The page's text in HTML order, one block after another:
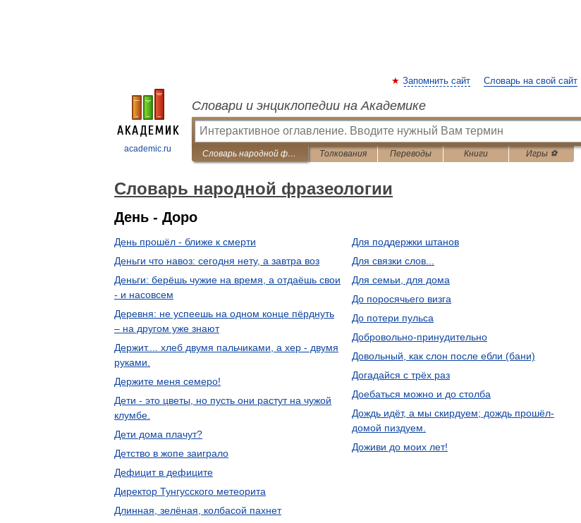
academic.ru
Запомнить сайт Словарь на свой сайт
Словари и энциклопедии на Академике
Словарь народной фразеологии Толкования Переводы Книги Игры ⚽
Словарь народной фразеологии
День - Доро
День прошёл - ближе к смерти
Деньги что навоз: сегодня нету, а завтра воз
Деньги: берёшь чужие на время, а отдаёшь свои
- и насовсем
Деревня: не успеешь на одном конце пёрднуть
– на другом уже знают
Держит.... хлеб двумя пальчиками, а хер - двумя
руками.
Держите меня семеро!
Дети - это цветы, но пусть они растут на чужой
клумбе.
Дети дома плачут?
Детство в жопе заиграло
Дефицит в дефиците
Директор Тунгусского метеорита
Длинная, зелёная, колбасой пахнет
Для поддержки штанов
Для связки слов...
Для семьи, для дома
До поросячьего визга
До потери пульса
Добровольно-принудительно
Довольный, как слон после ебли (бани)
Догадайся с трёх раз
Доебаться можно и до столба
Дождь идёт, а мы скирдуем; дождь прошёл-
домой пиздуем.
Доживи до моих лет!